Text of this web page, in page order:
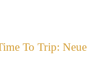
To Trip: Neue